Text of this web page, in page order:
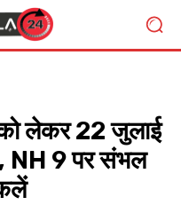
लेकर 22 जुलाई
NH 9 पर संभल